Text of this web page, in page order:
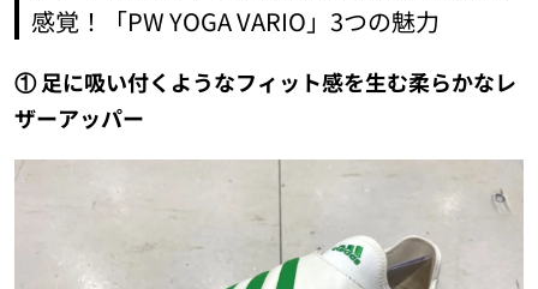
感覚！「PW YOGA VARIO」3つの魅力
① 足に吸い付くようなフィット感を生む柔らかなレ
ザーアッパー